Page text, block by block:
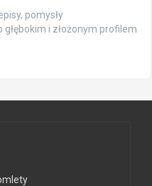
pomysły
głębokim i złożonym profilem